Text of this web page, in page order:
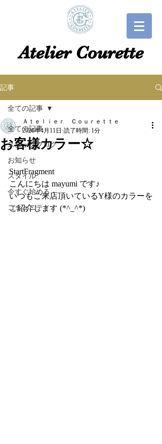
​​Atelier Courette​
記事
全ての記事
スタッフブログ
お知らせ
スタイル
今すぐ始める
コミュニティ
全ての記事
お客様カラー☆
Ａｔｅｌｉｅｒ Ｃｏｕｒｅｔｔｅ
2020年4月11日 読了時間: 1分
StartFragment
こんにちは mayumi です♪
いつもご来店頂いているY様のカラーを
ご紹介します (*^_^*)